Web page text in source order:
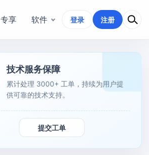
专享 软件 登录 注册
技术服务保障
累计处理 3000+ 工单，持续为用户提
供可靠的技术支持。
提交工单